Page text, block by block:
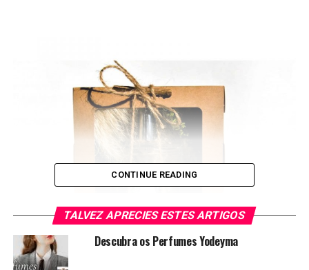
CONTINUE READING
TALVEZ APRECIES ESTES ARTIGOS
Descubra os Perfumes Yodeyma